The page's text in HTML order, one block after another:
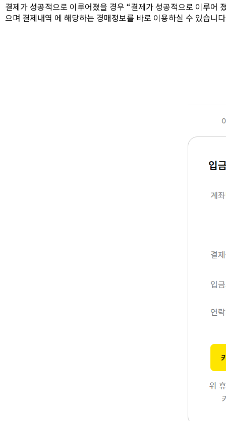
결제가 성공적으로 이루어졌을 경우 “결제가 성공적으로 이루어
으며 결제내역 에 해당하는 경매정보를 바로 이용하실 수 있습니